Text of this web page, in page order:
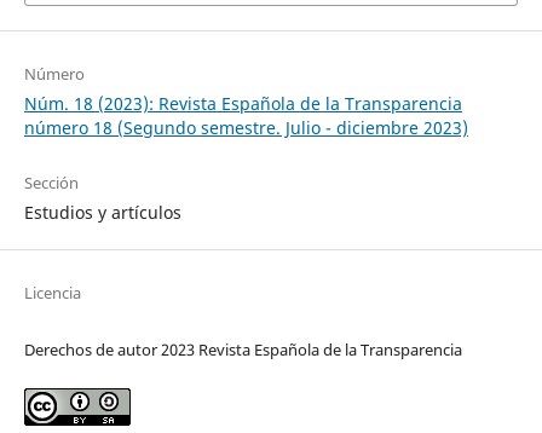
Número
Núm. 18 (2023): Revista Española de la Transparencia
número 18 (Segundo semestre. Julio - diciembre 2023)
Sección
Estudios y artículos
Licencia
Derechos de autor 2023 Revista Española de la Transparencia